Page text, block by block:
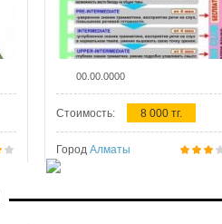
00.00.0000
Стоимость: 8 000 тг.
Город Алматы